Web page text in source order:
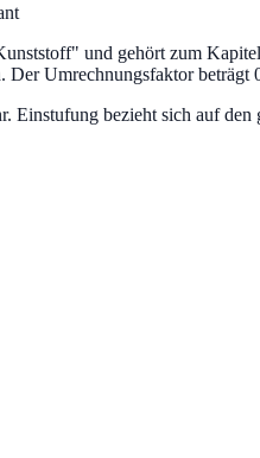
" und gehört zum
Der Umrechnungsfaktor beträgt
bezieht sich auf den